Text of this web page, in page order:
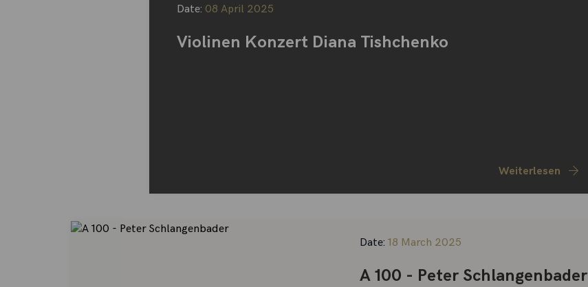
Date: 08 April 2025
Violinen Konzert Diana Tishchenko
Weiterlesen
Date: 18 March 2025
A 100 - Peter Schlangenbader